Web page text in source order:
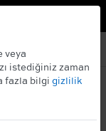
veya
istediğiniz zaman
fazla bilgi gizlilik